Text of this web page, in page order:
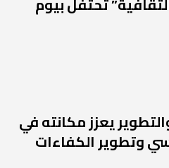
يعزز مكانته في
وتطوير الكفاءات